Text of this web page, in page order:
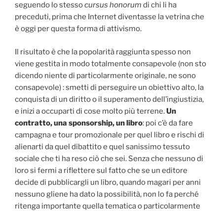
seguendo lo stessocursus honorum di chi li ha
preceduti, prima che Internet diventasse la vetrina che
è oggi per questa forma di attivismo.
Il risultato è che la popolarità raggiunta spesso non
viene gestita in modo totalmente consapevole (non sto
dicendo niente di particolarmente originale, ne sono
consapevole) : smetti di perseguire un obiettivo alto, la
conquista di un diritto o il superamento dell’ingiustizia,
e inizi a occuparti di cose molto più terrene.Un
contratto, una sponsorship, un libro: poi c’è da fare
campagna e tour promozionale per quel libro e rischi di
alienarti da quel dibattito e quel sanissimo tessuto
sociale che ti ha reso ciò che sei. Senza che nessuno di
loro si fermi a riflettere sul fatto che se un editore
decide di pubblicargli un libro, quando magari per anni
nessuno gliene ha dato la possibilità, non lo fa perché
ritenga importante quella tematica o particolarmente